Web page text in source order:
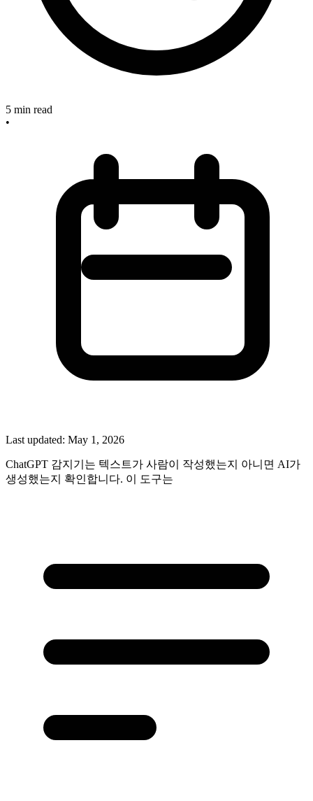
5 min read
•
Last updated: May 1, 2026
ChatGPT 감지기는 텍스트가 사람이 작성했는지 아니면 AI가
생성했는지 확인합니다. 이 도구는